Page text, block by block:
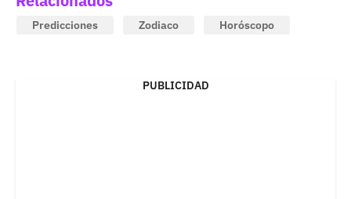
Predicciones Zodiaco Horóscopo
PUBLICIDAD